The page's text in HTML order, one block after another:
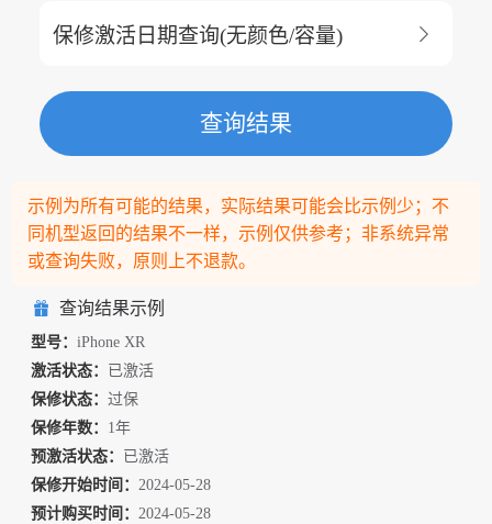
【苹果-保修激活日期查询Pro】PQ6FJW***X 查询成功：iPa
【苹果-基本查询】C7CDT0E8***8 查询成功：iPhone 12 mi
ni
【华硕-保修激活查询】L9N0CX00T97***5 查询成功：M46
成功：iQOO Z10 Turbo
【OPPO/真我/一加-真我realme保修激活日期查询】86788807
222***5 查询成功：真我GT7
4 PRO DEEP PURPLE 256GB-USA
【苹果-维修状态查询】HQFW4M***9 查询成功：iPad Pro 1
1-inch (M4) Wi-Fi
【苹果-监管锁查询】LP29V7***N 查询成功：iPhone 15 Pro
Max
【苹果-是否官换机】C29J63***9 查询成功：iPad Pro 11-inc
h (M4)
【苹果-SIM锁】FY34MR***L 查询成功：IPHONE 15 PRO
保修激活日期查询(无颜色/容量) 
查询结果
示例为所有可能的结果，实际结果可能会比示例少；不
同机型返回的结果不一样，示例仅供参考；非系统异常
或查询失败，原则上不退款。
 查询结果示例
型号： iPhone XR
激活状态：
已激活
保修状态： 过保
保修年数： 1年
预激活状态：
已激活
保修开始时间： 2024-05-28
预计购买时间： 2024-05-28